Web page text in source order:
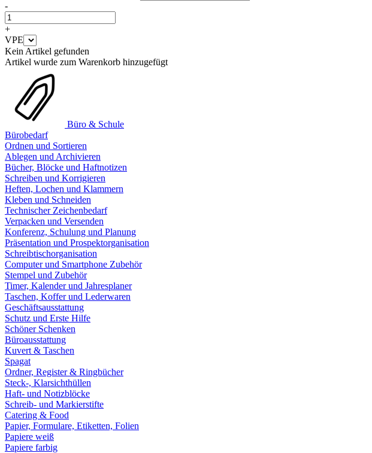
-
+
VPE
Kein Artikel gefunden
Artikel wurde zum Warenkorb hinzugefügt
Büro & Schule
Bürobedarf
Ordnen und Sortieren
Ablegen und Archivieren
Bücher, Blöcke und Haftnotizen
Schreiben und Korrigieren
Heften, Lochen und Klammern
Kleben und Schneiden
Technischer Zeichenbedarf
Verpacken und Versenden
Konferenz, Schulung und Planung
Präsentation und Prospektorganisation
Schreibtischorganisation
Computer und Smartphone Zubehör
Stempel und Zubehör
Timer, Kalender und Jahresplaner
Taschen, Koffer und Lederwaren
Geschäftsausstattung
Schutz und Erste Hilfe
Schöner Schenken
Büroausstattung
Kuvert & Taschen
Spagat
Ordner, Register & Ringbücher
Steck-, Klarsichthüllen
Haft- und Notizblöcke
Schreib- und Markierstifte
Catering & Food
Papier, Formulare, Etiketten, Folien
Papiere weiß
Papiere farbig